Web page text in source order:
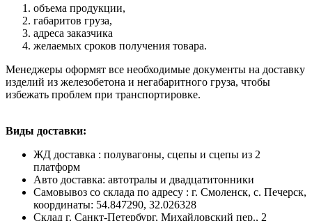
объема продукции,
габаритов груза,
адреса заказчика
желаемых сроков получения товара.
Менеджеры оформят все необходимые документы на доставку
изделий из железобетона и негабаритного груза, чтобы
избежать проблем при транспортировке.
Виды доставки:
ЖД доставка : полувагоны, сцепы и сцепы из 2
платформ
Авто доставка: автотралы и двадцатитонники
Самовывоз со склада по адресу : г. Смоленск, с. Печерск,
координаты: 54.847290, 32.026328
Cклад г. Санкт-Петербург, Михайловский пер., 2